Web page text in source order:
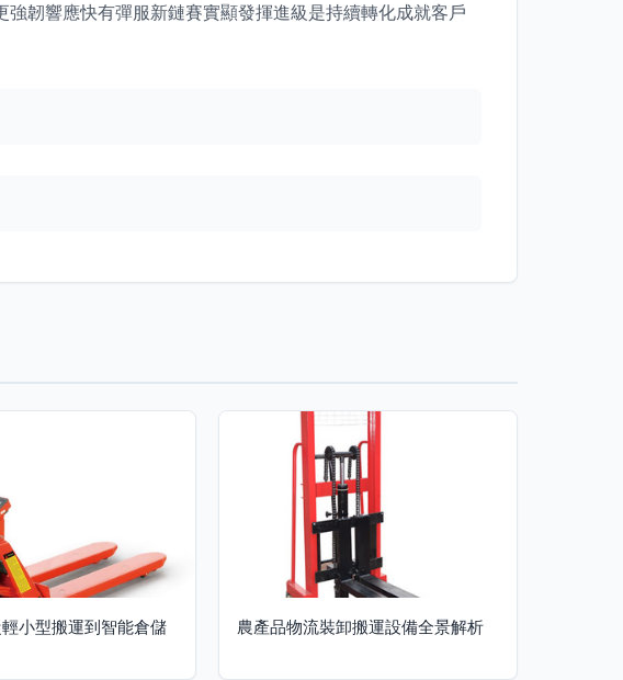
韌響應快有彈服新鏈賽實顯發揮進級是持續轉化成就客戶
小型搬運到智能倉儲
農產品物流裝卸搬運設備全景解析